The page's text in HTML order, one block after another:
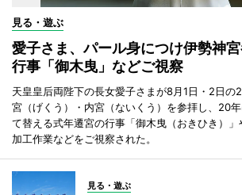
見る・遊ぶ
愛子さま、パール身につけ伊勢神
行事「御木曳」などご視察
天皇皇后両陛下の長女愛子さまが8月1日・2日の
宮（げくう）・内宮（ないくう）を参拝し、20
て替える式年遷宮の行事「御木曳（おきひき）
加工作業などをご視察された。
見る・遊ぶ